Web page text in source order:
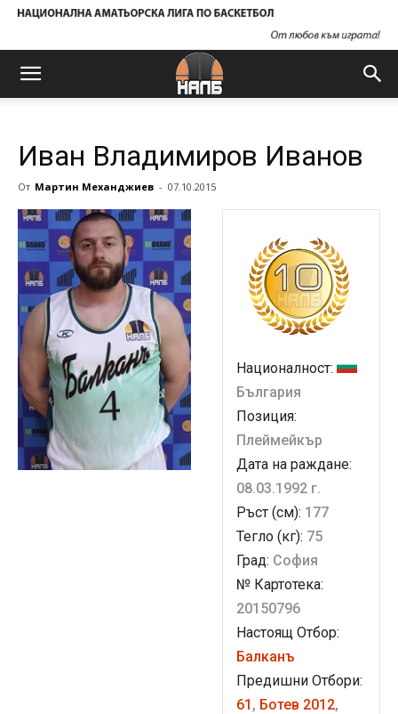
Иван Владимиров Иванов
От Мартин Механджиев - 07.10.2015
Националност:
България
Позиция:
Плеймейкър
Дата на раждане:
08.03.1992 г.
Ръст (см): 177
Тегло (кг): 75
Град: София
№ Картотека:
20150796
Настоящ Отбор:
Балканъ
Предишни Отбори:
61 , Ботев 2012,